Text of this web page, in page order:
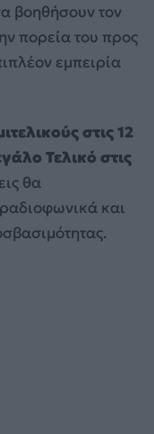
βοηθήσουν τον
πορεία του προς
εμπειρία
στις 12
Τελικό στις
θα
και